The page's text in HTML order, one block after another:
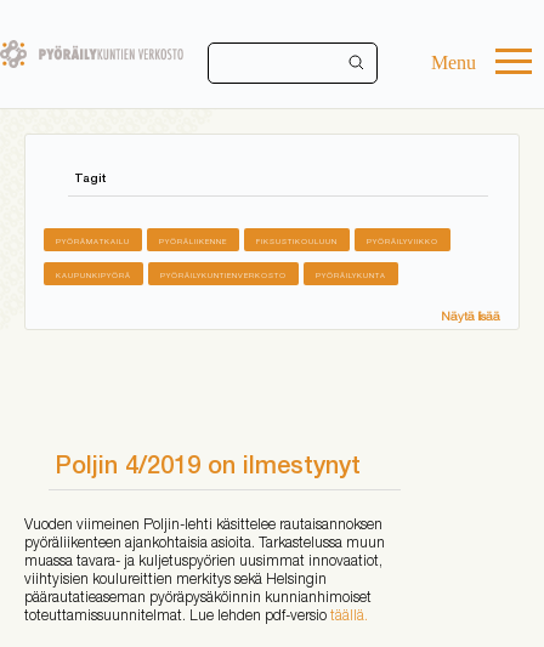
main
Menu
Tagit
PYÖRÄMATKAILU PYÖRÄLIIKENNE FIKSUSTIKOULUUN PYÖRÄILYVIIKKO
KAUPUNKIPYÖRÄ PYÖRÄILYKUNTIENVERKOSTO PYÖRÄILYKUNTA
Näytä lisää
Poljin 4/2019 on ilmestynyt
Vuoden viimeinen Poljin-lehti käsittelee rautaisannoksen
pyöräliikenteen ajankohtaisia asioita. Tarkastelussa muun
muassa tavara- ja kuljetuspyörien uusimmat innovaatiot,
viihtyisien koulureittien merkitys sekä Helsingin
päärautatieaseman pyöräpysäköinnin kunnianhimoiset
toteuttamissuunnitelmat. Lue lehden pdf-versio täällä.